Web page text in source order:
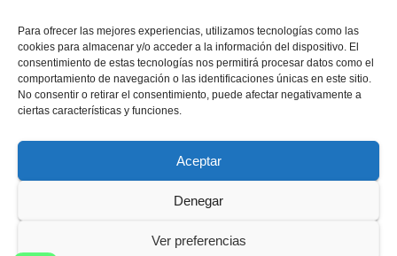
Para ofrecer las mejores experiencias, utilizamos tecnologías como las
cookies para almacenar y/o acceder a la información del dispositivo. El
consentimiento de estas tecnologías nos permitirá procesar datos como el
comportamiento de navegación o las identificaciones únicas en este sitio.
No consentir o retirar el consentimiento, puede afectar negativamente a
ciertas características y funciones.
Aceptar
Denegar
Ver preferencias
E-mail
diaadia.redaccion@gmail.com